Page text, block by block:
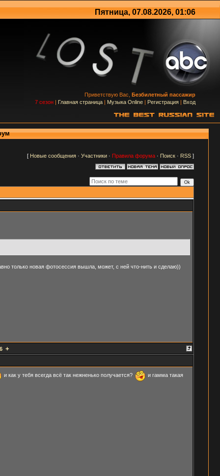
Пятница, 07.08.2026, 01:06
Приветствую Вас, Безбилетный пассажир
7 сезон | Главная страница | Музыка Online | Регистрация | Вход
[ Новые сообщения· Участники· Правила форума· Поиск· RSS]
только новая фотосессия вышла, может, с ней что-нить и сделаю))
+
и как у тебя всегда всё так нежненько получается? и гамма такая